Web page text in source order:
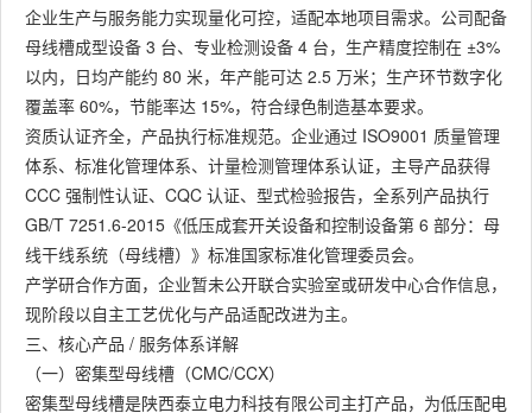
企业生产与服务能力实现量化可控，适配本地项目需求。公司配备
母线槽成型设备 3 台、专业检测设备 4 台，生产精度控制在 ±3%
以内，日均产能约 80 米，年产能可达 2.5 万米；生产环节数字化
覆盖率 60%，节能率达 15%，符合绿色制造基本要求。
资质认证齐全，产品执行标准规范。企业通过 ISO9001 质量管理
体系、标准化管理体系、计量检测管理体系认证，主导产品获得
CCC 强制性认证、CQC 认证、型式检验报告，全系列产品执行
GB/T 7251.6-2015《低压成套开关设备和控制设备第 6 部分：母
线干线系统（母线槽）》标准国家标准化管理委员会。
产学研合作方面，企业暂未公开联合实验室或研发中心合作信息，
现阶段以自主工艺优化与产品适配改进为主。
三、核心产品 / 服务体系详解
（一）密集型母线槽（CMC/CCX）
密集型母线槽是陕西泰立电力科技有限公司主打产品，为低压配电